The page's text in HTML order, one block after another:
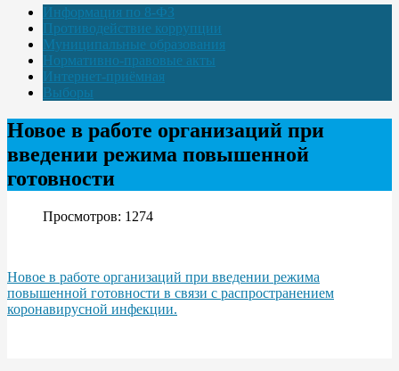
Информация по 8-ФЗ
Противодействие коррупции
Муниципальные образования
Нормативно-правовые акты
Интернет-приёмная
Выборы
Новое в работе организаций при
введении режима повышенной
готовности
Просмотров: 1274
Новое в работе организаций при введении режима
повышенной готовности в связи с распространением
коронавирусной инфекции.